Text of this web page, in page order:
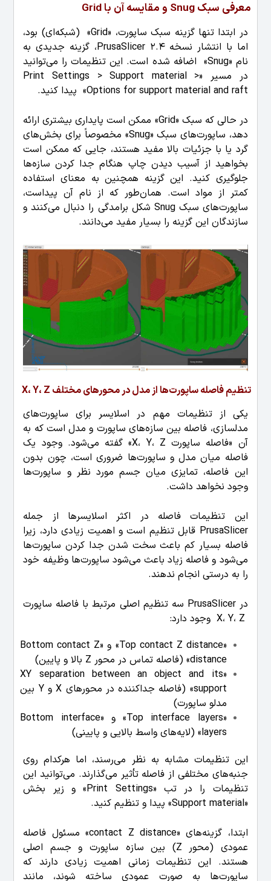
معرفی سبک Snug و مقایسه آن با Grid
در ابتدا تنها گزینه سبک ساپورت، «Grid» (شبکه‌ای) بود،
اما با انتشار نسخه 2.4 PrusaSlicer، گزینه جدیدی به
نام «Snug» اضافه شده است. این تنظیمات را می‌توانید
در مسیر «Print Settings > Support material >
Options for support material and raft» پیدا کنید.
در حالی که سبک «Grid» ممکن است پایداری بیشتری ارائه
دهد، ساپورت‌های سبک «Snug» مخصوصاً برای بخش‌های
گرد یا با جزئیات بالا مفید هستند، جایی که ممکن است
بخواهید از آسیب دیدن چاپ هنگام جدا کردن سازه‌ها
جلوگیری کنید. این گزینه همچنین به معنای استفاده
کمتر از مواد است. همان‌طور که از نام آن پیداست،
ساپورت‌های سبک Snug شکل برامدگی را دنبال می‌کنند و
سازندگان این گزینه را بسیار مفید می‌دانند.
تنظیم فاصله ساپورت‌ها از مدل در محورهای مختلف X، Y، Z
یکی از تنظیمات مهم در اسلایسر برای ساپورت‌های
مدلسازی، فاصله بین سازه‌های ساپورت و مدل است که به
آن «فاصله ساپورت X، Y، Z» گفته می‌شود. وجود یک
فاصله میان مدل و ساپورت‌ها ضروری است، چون بدون
این فاصله، تمایزی میان جسم مورد نظر و ساپورت‌ها
وجود نخواهد داشت.
این تنظیمات فاصله در اکثر اسلایسرها از جمله
PrusaSlicer قابل تنظیم است و اهمیت زیادی دارد، زیرا
فاصله بسیار کم باعث سخت شدن جدا کردن ساپورت‌ها
می‌شود و فاصله زیاد باعث می‌شود ساپورت‌ها وظیفه خود
را به درستی انجام ندهند.
در PrusaSlicer سه تنظیم اصلی مرتبط با فاصله ساپورت
«Top contact Z distance» و «Bottom contact Z
distance» (فاصله تماس در محور Z بالا و پایین)
«XY separation between an object and its
support» (فاصله جداکننده در محورهای X و Y بین
مدلو ساپورت)
«Top interface layers» و «Bottom interface
layers» (لایه‌های واسط بالایی و پایینی)
این تنظیمات مشابه به نظر می‌رسند، اما هرکدام روی
جنبه‌های مختلفی از فاصله تأثیر می‌گذارند. می‌توانید این
تنظیمات را در تب «Print Settings» و زیر بخش
«Support material» پیدا و تنظیم کنید.
ابتدا، گزینه‌های «contact Z distance» مسئول فاصله
عمودی (محور Z) بین سازه ساپورت و جسم اصلی
هستند. این تنظیمات زمانی اهمیت زیادی دارند که
ساپورت‌ها به صورت عمودی ساخته شوند، مانند